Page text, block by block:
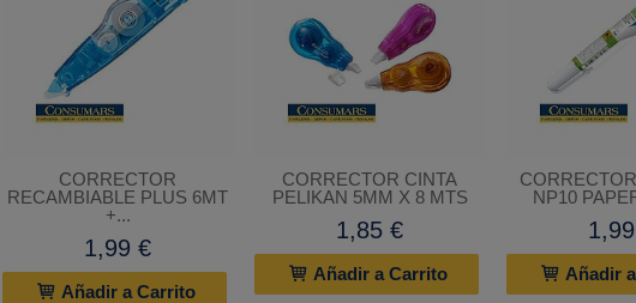
CORRECTOR
RECAMBIABLE PLUS 6MT
+...
1,99 €
Añadir a Carrito
CORRECTOR CINTA
PELIKAN 5MM X 8 MTS
1,85 €
Añadir a Carrito
NP10
Añadir